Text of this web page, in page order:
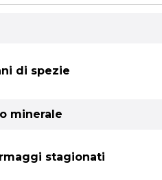
di spezie
minerale
stagionati